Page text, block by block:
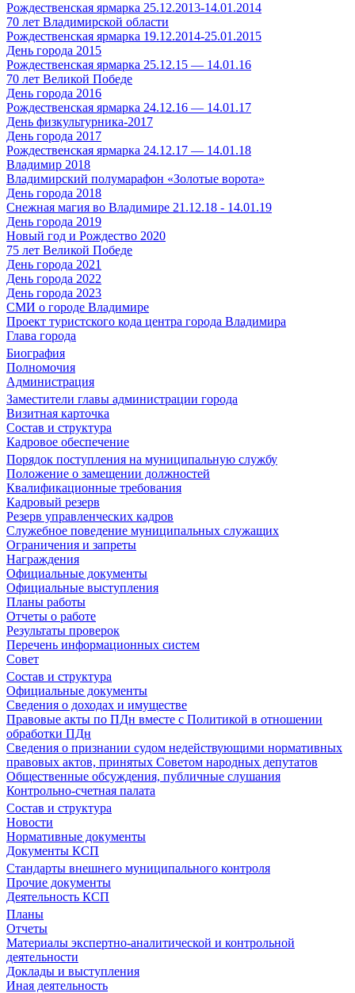
Рождественская ярмарка 25.12.2013-14.01.2014
70 лет Владимирской области
Рождественская ярмарка 19.12.2014-25.01.2015
День города 2015
Рождественская ярмарка 25.12.15 — 14.01.16
70 лет Великой Победе
День города 2016
Рождественская ярмарка 24.12.16 — 14.01.17
День физкультурника-2017
День города 2017
Рождественская ярмарка 24.12.17 — 14.01.18
Владимир 2018
Владимирский полумарафон «Золотые ворота»
День города 2018
Снежная магия во Владимире 21.12.18 - 14.01.19
День города 2019
Новый год и Рождество 2020
75 лет Великой Победе
День города 2021
День города 2022
День города 2023
СМИ о городе Владимире
Проект туристского кода центра города Владимира
Глава города
Биография
Полномочия
Администрация
Заместители главы администрации города
Визитная карточка
Состав и структура
Кадровое обеспечение
Порядок поступления на муниципальную службу
Положение о замещении должностей
Квалификационные требования
Кадровый резерв
Резерв управленческих кадров
Служебное поведение муниципальных служащих
Ограничения и запреты
Награждения
Официальные документы
Официальные выступления
Планы работы
Отчеты о работе
Результаты проверок
Перечень информационных систем
Совет
Состав и структура
Официальные документы
Сведения о доходах и имуществе
Правовые акты по ПДн вместе с Политикой в отношении
обработки ПДн
Сведения о признании судом недействующими нормативных
правовых актов, принятых Советом народных депутатов
Общественные обсуждения, публичные слушания
Контрольно-счетная палата
Состав и структура
Новости
Нормативные документы
Документы КСП
Стандарты внешнего муниципального контроля
Прочие документы
Деятельность КСП
Планы
Отчеты
Материалы экспертно-аналитической и контрольной
деятельности
Доклады и выступления
Иная деятельность